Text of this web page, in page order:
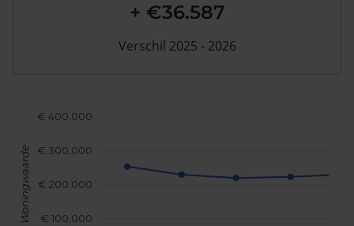
€ 100.000
€ 200.000
€ 300.000
€ 400.000
Woningwaarde
+ €36.587
Verschil 2025 - 2026